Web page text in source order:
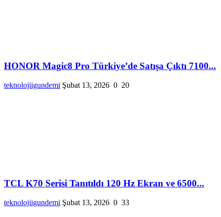
HONOR Magic8 Pro Türkiye’de Satışa Çıktı 7100...
teknolojiigundemi Şubat 13, 2026 0 20
TCL K70 Serisi Tanıtıldı 120 Hz Ekran ve 6500...
teknolojiigundemi Şubat 13, 2026 0 33